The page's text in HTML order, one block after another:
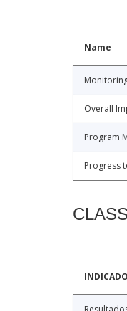
Name
Overall
Program
Progress